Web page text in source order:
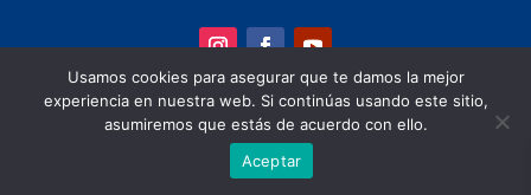
訂閱
Usamos cookies para asegurar que te damos la mejor
experiencia en nuestra web. Si continúas usando este sitio,
asumiremos que estás de acuerdo con ello.
Aceptar